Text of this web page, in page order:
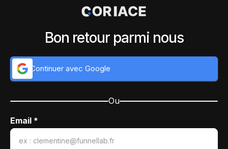
Bon retour parmi nous
Continuer avec Google
Ou
Email *